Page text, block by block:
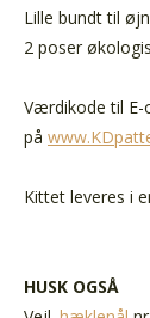
Lille bundt til
2 poser
Værdikode til E-
på
Kittet leveres i
HUSK OGSÅ